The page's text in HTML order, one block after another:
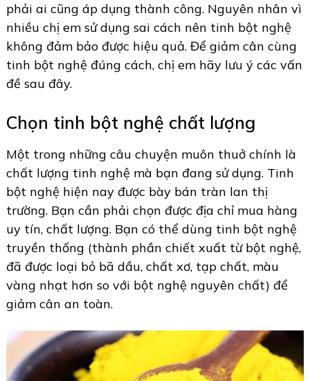
phải ai cũng áp dụng thành công. Nguyên nhân vì
nhiều chị em sử dụng sai cách nên tinh bột nghệ
không đảm bảo được hiệu quả. Để giảm cân cùng
tinh bột nghệ đúng cách, chị em hãy lưu ý các vấn
đề sau đây.
Chọn tinh bột nghệ chất lượng
Một trong những câu chuyện muôn thuở chính là
chất lượng tinh nghệ mà bạn đang sử dụng. Tinh
bột nghệ hiện nay được bày bán tràn lan thị
trường. Bạn cần phải chọn được địa chỉ mua hàng
uy tín, chất lượng. Bạn có thể dùng tinh bột nghệ
truyền thống (thành phần chiết xuất từ bột nghệ,
đã được loại bỏ bã dầu, chất xơ, tạp chất, màu
vàng nhạt hơn so với bột nghệ nguyên chất) để
giảm cân an toàn.